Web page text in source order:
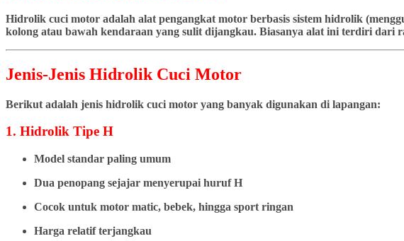
Hidrolik cuci motor adalah alat pengangkat motor berbasis sistem hidrolik
kolong atau bawah kendaraan yang sulit dijangkau. Biasanya alat ini terdiri dari
Jenis-Jenis Hidrolik Cuci Motor
Berikut adalah jenis hidrolik cuci motor yang banyak digunakan di lapangan:
1. Hidrolik Tipe H
Model standar paling umum
Dua penopang sejajar menyerupai huruf H
Cocok untuk motor matic, bebek, hingga sport ringan
Harga relatif terjangkau